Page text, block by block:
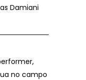
Damiani
no campo